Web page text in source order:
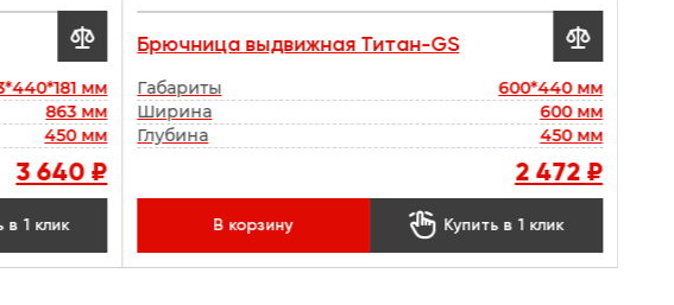
мм
863 мм
450 мм
3 640 ₽
в 1 клик
 Брючница выдвижная Титан-GS
Габариты
600*440 мм
Ширина
600 мм
Глубина
450 мм
2 472 ₽
В корзину  Купить в 1 клик
